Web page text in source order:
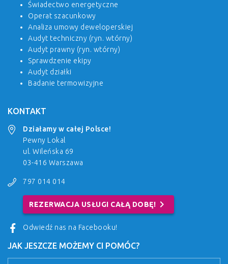
Świadectwo energetyczne
Operat szacunkowy
Analiza umowy deweloperskiej
Audyt techniczny (ryn. wtórny)
Audyt prawny (ryn. wtórny)
Sprawdzenie ekipy
Audyt działki
Badanie termowizyjne
KONTAKT
Działamy w całej Polsce!
Pewny Lokal
ul. Wileńska 69
03-416 Warszawa
797 014 014
REZERWACJA USŁUGI CAŁĄ DOBĘ! chevron_right
Odwiedź nas na Facebooku!
JAK JESZCZE MOŻEMY CI POMÓC?